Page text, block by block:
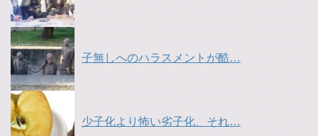
子無しへのハラスメントが酷…
少子化より怖い劣子化、それ…